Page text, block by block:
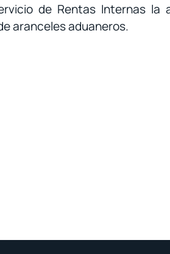
de Rentas Internas la
aranceles aduaneros.